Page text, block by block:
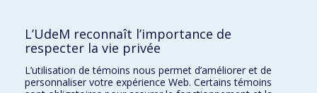
Téléchargez les logos de l'ESPUM
L’UdeM reconnaît l’importance de
respecter la vie privée
L’utilisation de témoins nous permet d’améliorer et de
personnaliser votre expérience Web. Certains témoins